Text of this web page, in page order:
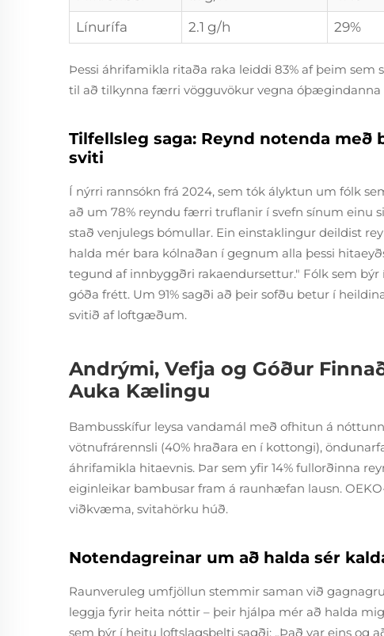
Línurífa
2.1 g/h 29%
Þessi áhrifamikla ritaða raka leiddi 83% af þeim
til að tilkynna færri vögguvökur vegna óþægindanna
Tilfellsleg saga: Reynd notenda
sviti
Í nýrri rannsókn frá 2024, sem tók ályktun um fólk
að um 78% reyndu færri truflanir í svefn sínum einu
stað venjulegs bómullar. Ein einstaklingur deildist
halda mér bara kólnaðan í gegnum alla þessi
tegund af innbyggðri rakaendursettur." Fólk sem
góða frétt. Um 91% sagði að þeir sofðu betur í
svitið af loftgæðum.
Andrými, Vefja og Góður
Auka Kælingu
Bambusskífur leysa vandamál með ofhitun á
vötnufrárennsli (40% hraðara en í kottongi),
áhrifamikla hitaevnis. Þar sem yfir 14% fullorðinna
eiginleikar bambusar fram á raunhæfan lausn.
viðkvæma, svitahörku húð.
Notendagreinar um að halda sér
Raunveruleg umfjöllun stemmir saman við
leggja fyrir heita nóttir – þeir hjálpa mér að halda
sem býr í heitu loftslagsbelti sagði: „Það var eins og